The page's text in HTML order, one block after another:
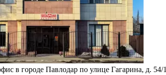
в городе Павлодар по улице Гагарина, д. 54/1